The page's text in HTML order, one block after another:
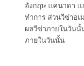
อังกฤษ แคนาดา เเ
ทำการ ส่วนวีซ่าอ
ผลวีซ่าภายในวันนั้
ภายในวันนั้น